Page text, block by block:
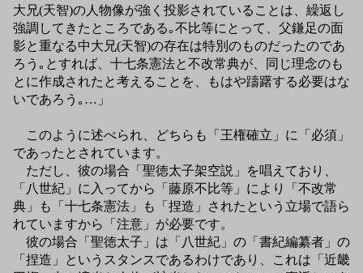
大兄(天智)の人物像が強く投影されていることは、繰返し
強調してきたところである｡不比等にとって、父鎌足の面
影と重なる中大兄(天智)の存在は特別のものだったのであ
ろう｡とすれば、十七条憲法と不改常典が、同じ理念のも
とに作成されたと考えることを、もはや躊躇する必要はな
いであろう｡…」
このように述べられ、どちらも「王権確立」に「必須」
であったとされています。
ただし、彼の場合「聖徳太子架空説」を唱えており、
「八世紀」に入ってから「藤原不比等」により「不改常
典」も「十七条憲法」も「捏造」されたという立場で語ら
れていますから「注意」が必要です。
彼の場合「聖徳太子」は「八世紀」の「書紀編纂者」の
「捏造」というスタンスであるわけであり、これは「近畿